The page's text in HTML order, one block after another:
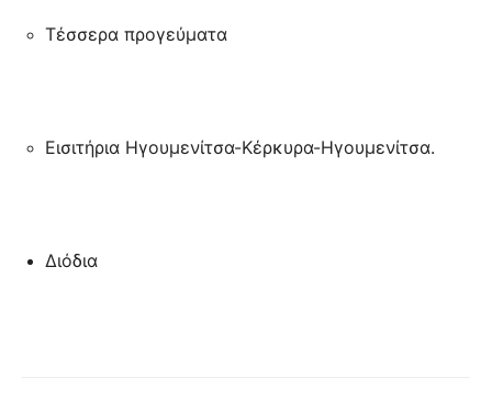
Τέσσερα προγεύματα
Εισιτήρια Ηγουμενίτσα-Κέρκυρα-Ηγουμενίτσα.
Διόδια